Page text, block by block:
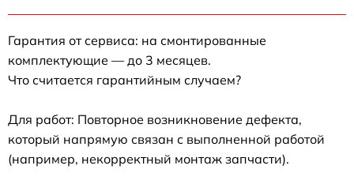
Гарантия от сервиса: на смонтированные
комплектующие — до 3 месяцев.
Что считается гарантийным случаем?
Для работ: Повторное возникновение дефекта,
который напрямую связан с выполненной работой
(например, некорректный монтаж запчасти).